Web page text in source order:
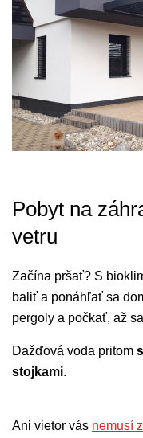
Pobyt na
vetru
Začína pršať? S
baliť a ponáhľať sa
pergoly a počkať, až
Dažďová voda pritom
stojkami
Ani vietor vás nemusí